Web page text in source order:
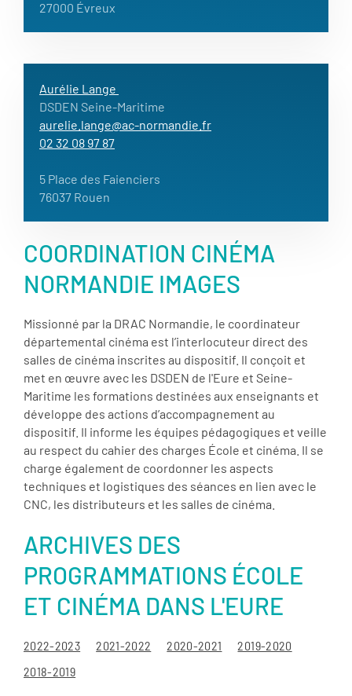
27000 Évreux
Aurélie Lange
DSDEN Seine-Maritime
aurelie.lange@ac-normandie.fr
02 32 08 97 87
5 Place des Faienciers
76037 Rouen
COORDINATION CINÉMA
NORMANDIE IMAGES
Missionné par la DRAC Normandie, le coordinateur
départemental cinéma est l’interlocuteur direct des
salles de cinéma inscrites au dispositif. Il conçoit et
met en œuvre avec les DSDEN de l'Eure et Seine-
Maritime les formations destinées aux enseignants et
développe des actions d’accompagnement au
dispositif. Il informe les équipes pédagogiques et veille
au respect du cahier des charges École et cinéma. Il se
charge également de coordonner les aspects
techniques et logistiques des séances en lien avec le
CNC, les distributeurs et les salles de cinéma.
ARCHIVES DES
PROGRAMMATIONS ÉCOLE
ET CINÉMA DANS L'EURE
2022-2023 2021-2022 2020-2021
2019-2020
2018-2019